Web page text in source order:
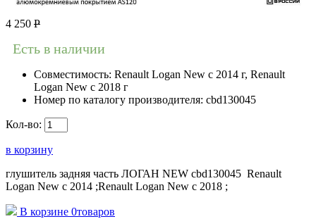
4 250 Р
Есть в наличии
Совместимость: Renault Logan New с 2014 г, Renault
Logan New с 2018 г
Номер по каталогу производителя: cbd130045
Кол-во:
в корзину
глушитель задняя часть ЛОГАН NEW cbd130045 Renault
Logan New с 2014 ;Renault Logan New с 2018 ;
В корзине 0товаров